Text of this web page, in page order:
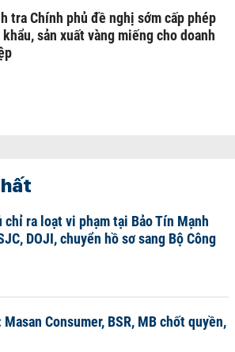
tra Chính phủ đề nghị sớm cấp phép
khẩu, sản xuất vàng miếng cho doanh
chỉ ra loạt vi phạm tại Bảo Tín Mạnh
DOJI, chuyển hồ sơ sang Bộ Công
Consumer, BSR, MB chốt quyền,